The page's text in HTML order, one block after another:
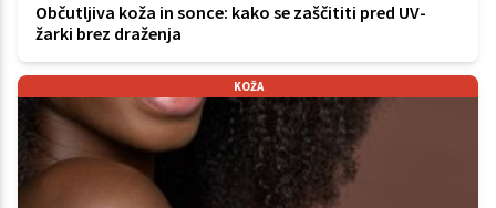
Občutljiva koža in sonce: kako se zaščititi pred UV-
žarki brez draženja
KOŽA